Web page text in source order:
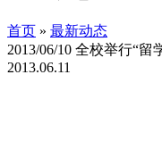
首页 » 最新动态
2013/06/10 全校举行“留
2013.06.11